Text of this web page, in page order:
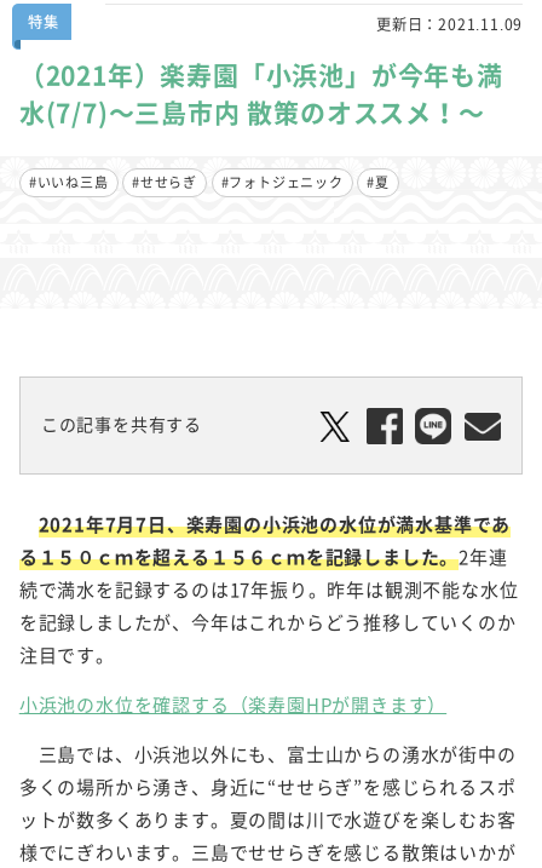
特集 更新日：2021.11.09
（2021年）楽寿園「小浜池」が今年も満
水(7/7)～三島市内 散策のオススメ！～
#いいね三島 #せせらぎ #フォトジェニック #夏
この記事を共有する
2021年7月7日、楽寿園の小浜池の水位が満水基準であ
る１５０ｃｍを超える１５６ｃｍを記録しました。2年連
続で満水を記録するのは17年振り。昨年は観測不能な水位
を記録しましたが、今年はこれからどう推移していくのか
注目です。
小浜池の水位を確認する（楽寿園HPが開きます）
三島では、小浜池以外にも、富士山からの湧水が街中の
多くの場所から湧き、身近に“せせらぎ”を感じられるスポ
ットが数多くあります。夏の間は川で水遊びを楽しむお客
様でにぎわいます。三島でせせらぎを感じる散策はいかが